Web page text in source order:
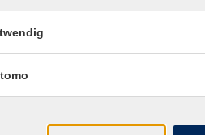
„Lohn und Gehalt 1“ vermittelt.
Xpert Business-Abschlüsse